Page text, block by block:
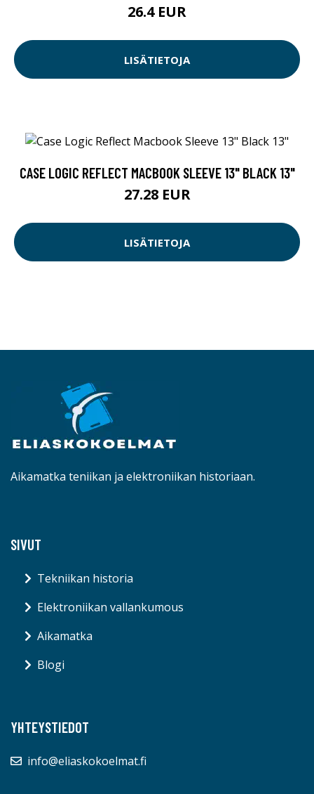
26.4 EUR
LISÄTIETOJA
CASE LOGIC REFLECT MACBOOK SLEEVE 13" BLACK 13"
27.28 EUR
LISÄTIETOJA
Aikamatka teniikan ja elektroniikan historiaan.
SIVUT
Tekniikan historia
Elektroniikan vallankumous
Aikamatka
Blogi
YHTEYSTIEDOT
info@eliaskokoelmat.fi